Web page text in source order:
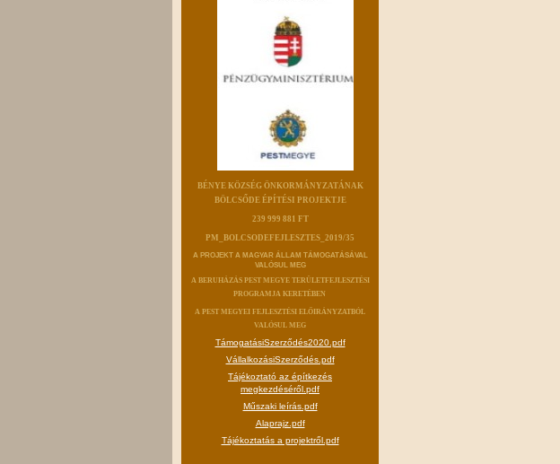
BÉNYE KÖZSÉG ÖNKORMÁNYZATÁNAK
BÖLCSŐDE ÉPÍTÉSI PROJEKTJE
239 999 881 FT
PM_BOLCSODEFEJLESZTES_2019/35
A PROJEKT A MAGYAR ÁLLAM TÁMOGATÁSÁVAL
VALÓSUL MEG
A BERUHÁZÁS PEST MEGYE TERÜLETFEJLESZTÉSI
PROGRAMJA KERETÉBEN
A PEST MEGYEI FEJLESZTÉSI ELŐIRÁNYZATBÓL
VALÓSUL MEG
TámogatásiSzerződés2020.pdf
VállalkozásiSzerződés.pdf
Tájékoztató az építkezés
megkezdéséről.pdf
Műszaki leírás.pdf
Alaprajz.pdf
Tájékoztatás a projektről.pdf